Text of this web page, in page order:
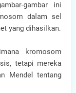
gambar ini
dalam sel
yang dihasilkan.
kromosom
tetapi mereka
Mendel tentang